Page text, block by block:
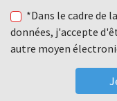
*Dans le cadre de
données, j'accepte
autre moyen